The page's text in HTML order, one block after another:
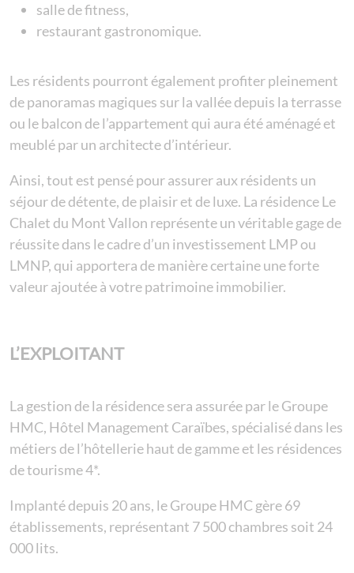
salle de fitness,
restaurant gastronomique.
Les résidents pourront également profiter pleinement
de panoramas magiques sur la vallée depuis la terrasse
ou le balcon de l’appartement qui aura été aménagé et
meublé par un architecte d’intérieur.
Ainsi, tout est pensé pour assurer aux résidents un
séjour de détente, de plaisir et de luxe. La résidence Le
Chalet du Mont Vallon représente un véritable gage de
réussite dans le cadre d’un investissement LMPou
LMNP, qui apportera de manière certaine une forte
valeur ajoutée à votre patrimoine immobilier.
L’EXPLOITANT
La gestion de la résidence sera assurée par le Groupe
HMC, Hôtel Management Caraïbes, spécialisé dans les
métiers de l’hôtellerie haut de gamme et les résidences
de tourisme 4*.
Implanté depuis 20 ans, le Groupe HMC gère 69
établissements, représentant 7 500 chambres soit 24
000 lits.